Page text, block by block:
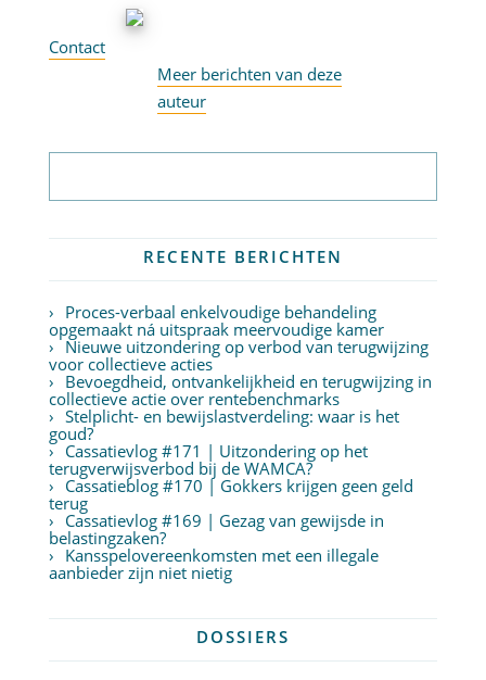
Contact
Meer berichten van deze
auteur
RECENTE BERICHTEN
Proces-verbaal enkelvoudige behandeling
opgemaakt ná uitspraak meervoudige kamer
Nieuwe uitzondering op verbod van terugwijzing
voor collectieve acties
Bevoegdheid, ontvankelijkheid en terugwijzing in
collectieve actie over rentebenchmarks
Stelplicht- en bewijslastverdeling: waar is het
goud?
Cassatievlog #171 | Uitzondering op het
terugverwijsverbod bij de WAMCA?
Cassatieblog #170 | Gokkers krijgen geen geld
terug
Cassatievlog #169 | Gezag van gewijsde in
belastingzaken?
Kansspelovereenkomsten met een illegale
aanbieder zijn niet nietig
DOSSIERS